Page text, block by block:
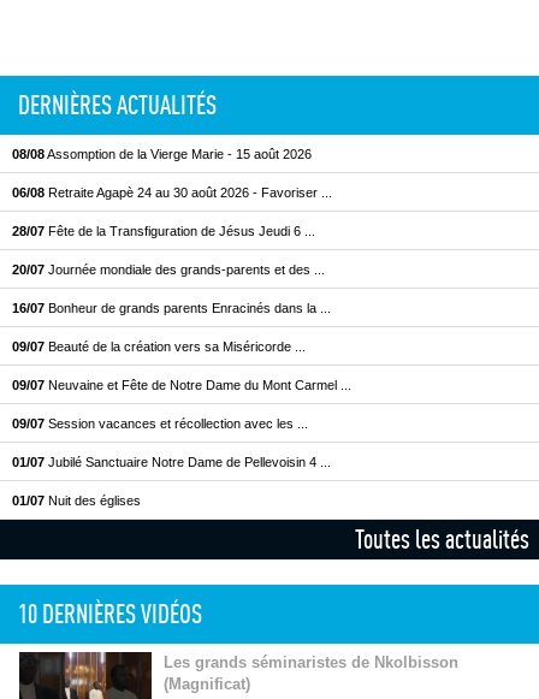
DERNIÈRES ACTUALITÉS
08/08Assomption de la Vierge Marie - 15 août 2026
06/08 Retraite Agapè 24 au 30 août 2026 - Favoriser ...
28/07 Fête de la Transfiguration de Jésus Jeudi 6 ...
20/07 Journée mondiale des grands-parents et des ...
16/07 Bonheur de grands parents Enracinés dans la ...
09/07 Beauté de la création vers sa Miséricorde ...
09/07 Neuvaine et Fête de Notre Dame du Mont Carmel ...
09/07 Session vacances et récollection avec les ...
01/07 Jubilé Sanctuaire Notre Dame de Pellevoisin 4 ...
01/07 Nuit des églises
Toutes les actualités
10 DERNIÈRES VIDÉOS
Les grands séminaristes de Nkolbisson
(Magnificat)